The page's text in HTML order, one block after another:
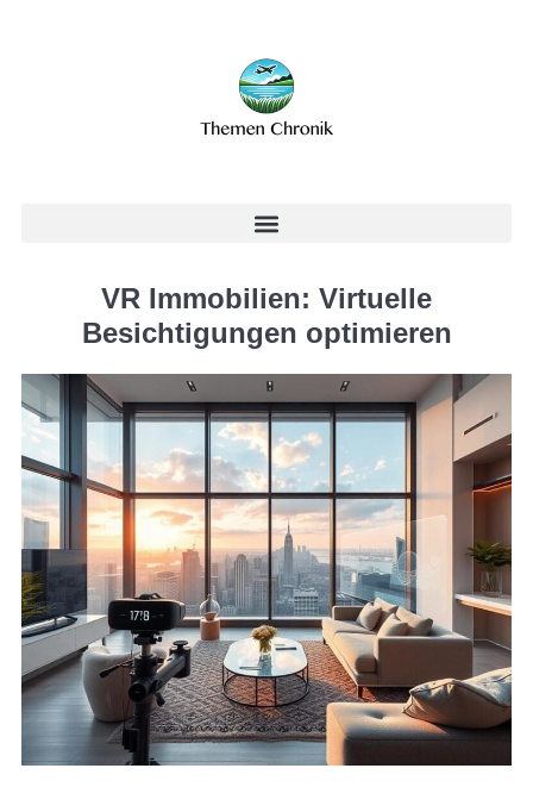
VR Immobilien: Virtuelle
Besichtigungen optimieren